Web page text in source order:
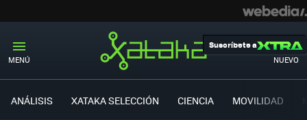
MENÚ NUEVO
Suscríbete a
ANÁLISIS XATAKA SELECCIÓN CIENCIA MOVILIDAD